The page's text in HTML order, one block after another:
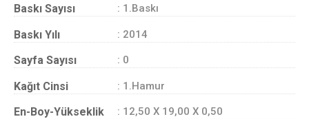
Baskı Sayısı : 1.Baskı
Baskı Yılı : 2014
Sayfa Sayısı : 0
Kağıt Cinsi : 1.Hamur
En-Boy-Yükseklik : 12,50 X 19,00 X 0,50